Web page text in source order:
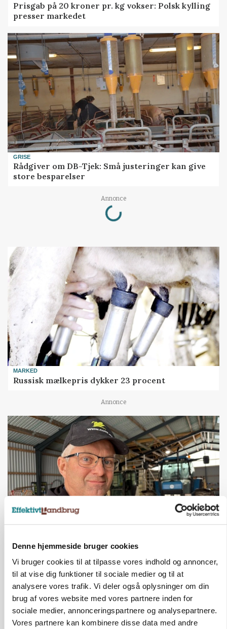
Denne hjemmeside bruger cookies
Vi bruger cookies til at tilpasse vores indhold og annoncer,
til at vise dig funktioner til sociale medier og til at
analysere vores trafik. Vi deler også oplysninger om din
brug af vores website med vores partnere inden for
sociale medier, annonceringspartnere og analysepartnere.
Vores partnere kan kombinere disse data med andre
Prisgab på 20 kroner pr. kg vokser: Polsk kylling
presser markedet
GRISE
Rådgiver om DB-Tjek: Små justeringer kan give
store besparelser
Annonce
Loading...
MARKED
Russisk mælkepris dykker 23 procent
Annonce
»Nu stopper I«: Landbrugsdebattør og
protestgruppe vil demonstrere mod ny
gødskningslov
Annonce
KVÆG
Snart kan man søge tilskud til naturprojekter